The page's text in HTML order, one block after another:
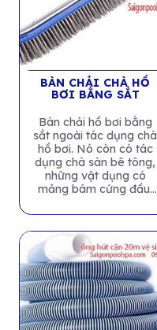
BÀN CHẢI CHÀ HỒ
BƠI BẰNG SẮT
Bàn chải hồ bơi bằng
sắt ngoài tác dụng chà
hồ bơi. Nó còn có tác
dụng chà sàn bê tông,
những vật dụng có
mảng bám cứng đầu.